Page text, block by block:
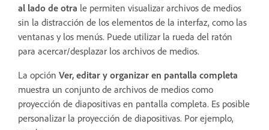
al lado de otra le permiten visualizar archivos de medios
sin la distracción de los elementos de la interfaz, como las
ventanas y los menús. Puede utilizar la rueda del ratón
para acercar/desplazar los archivos de medios.
La opción Ver, editar y organizar en pantalla completa
muestra un conjunto de archivos de medios como
proyección de diapositivas en pantalla completa. Es posible
personalizar la proyección de diapositivas. Por ejemplo,